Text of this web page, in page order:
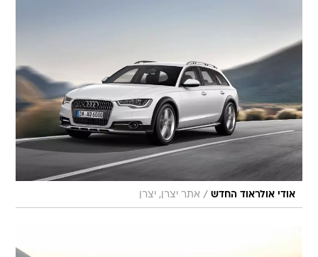
אודי אולראוד החדש / אתר יצרן, יצרן